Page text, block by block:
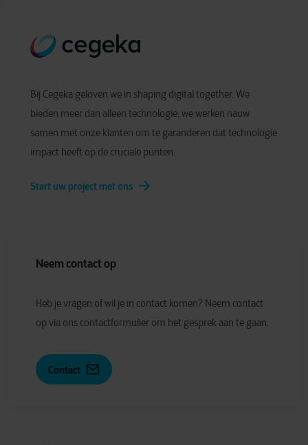
Bij Cegeka geloven we in shaping digital together. We
bieden meer dan alleen technologie; we werken nauw
samen met onze klanten om te garanderen dat technologie
impact heeft op de cruciale punten.
Start uw project met ons
Neem contact op
Heb je vragen of wil je in contact komen? Neem contact
op via ons contactformulier om het gesprek aan te gaan.
Contact